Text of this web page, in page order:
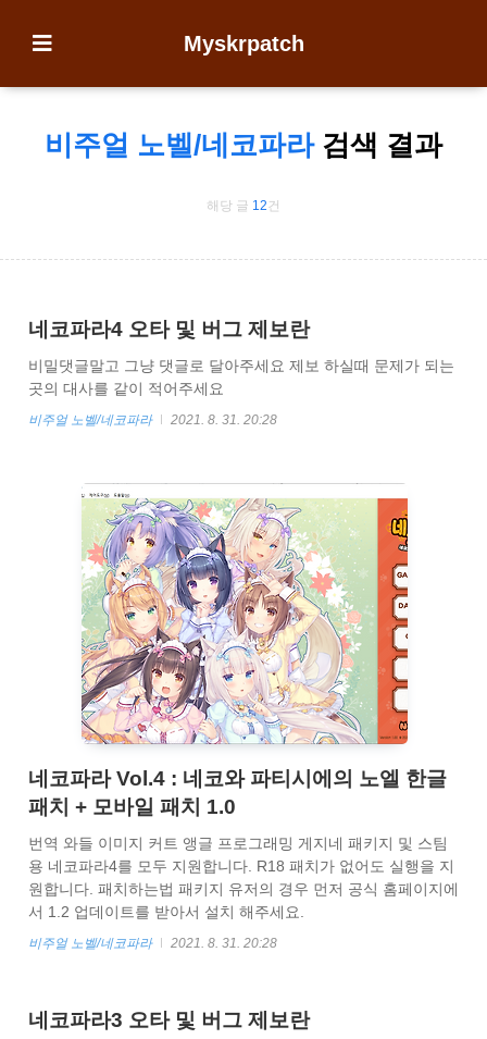
Myskrpatch
비주얼 노벨/네코파라 검색 결과
해당 글 12건
네코파라4 오타 및 버그 제보란
비밀댓글말고 그냥 댓글로 달아주세요 제보 하실때 문제가 되는
곳의 대사를 같이 적어주세요
비주얼 노벨/네코파라 2021. 8. 31. 20:28
네코파라 Vol.4 : 네코와 파티시에의 노엘 한글
패치 + 모바일 패치 1.0
번역 와들 이미지 커트 앵글 프로그래밍 게지네 패키지 및 스팀
용 네코파라4를 모두 지원합니다. R18 패치가 없어도 실행을 지
원합니다. 패치하는법 패키지 유저의 경우 먼저 공식 홈페이지에
서 1.2 업데이트를 받아서 설치 해주세요.
http://pc.nekopara.com/vol/vol04.html ネコぱら｜原作ゲーム公
는 스팀에서 업데이트하시면 됩니다. 아래 링크에서 한글패치를
비주얼 노벨/네코파라 2021. 8. 31. 20:28
네코파라3 오타 및 버그 제보란